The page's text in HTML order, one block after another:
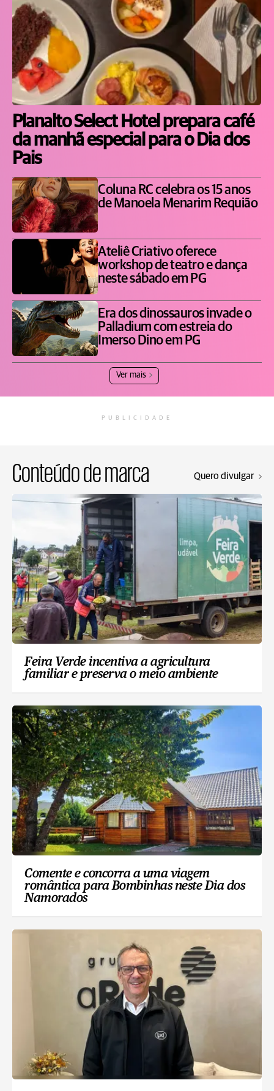
Planalto Select Hotel prepara café
da manhã especial para o Dia dos
Pais
Coluna RC celebra os 15 anos
de Manoela Menarim Requião
Ateliê Criativo oferece
workshop de teatro e dança
neste sábado em PG
Era dos dinossauros invade o
Palladium com estreia do
Imerso Dino em PG
Ver mais
PUBLICIDADE
Conteúdo de marca Quero divulgar
Feira Verde incentiva a agricultura
familiar e preserva o meio ambiente
Comente e concorra a uma viagem
romântica para Bombinhas neste Dia dos
Namorados